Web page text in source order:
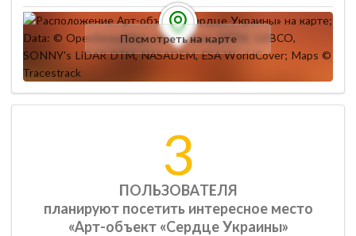
Посмотреть на карте
3
ПОЛЬЗОВАТЕЛЯ
планируют посетить интересное место
«Арт-объект «Сердце Украины»